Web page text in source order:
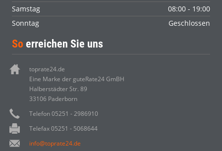
Samstag
08:00 - 19:00
Sonntag
Geschlossen
So erreichen Sie uns
toprate24.de
Eine Marke der guteRate24 GmBH
Halberstädter Str. 89
33106 Paderborn
Telefon 05251 - 2986910
Telefax 05251 - 5068644
info@toprate24.de